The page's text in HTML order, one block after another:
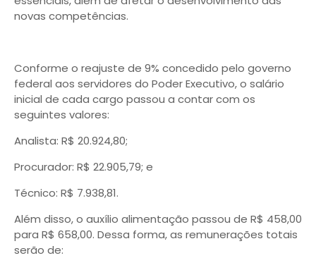
novas competências.
Conforme o reajuste de 9% concedido pelo governo
federal aos servidores do Poder Executivo, o salário
inicial de cada cargo passou a contar com os
seguintes valores:
Analista: R$ 20.924,80;
Procurador: R$ 22.905,79; e
Técnico: R$ 7.938,81.
Além disso, o auxílio alimentação passou de R$ 458,00
para R$ 658,00. Dessa forma, as remunerações totais
serão de: